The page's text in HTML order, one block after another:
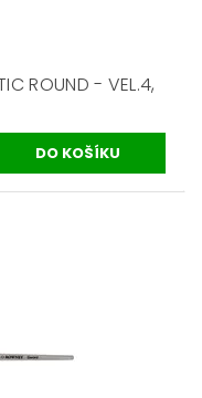
ROUND - VEL.4,